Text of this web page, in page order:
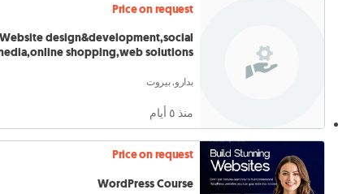
Price on request
design&development,social
shopping,web solutions
بدارو, بيروت
منذ ٥ أيام
Price on request
WordPress Course